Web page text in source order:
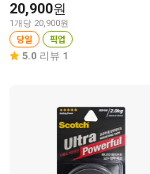
20,900원
1개당 20,900원
당일 픽업
5.0 리뷰 1